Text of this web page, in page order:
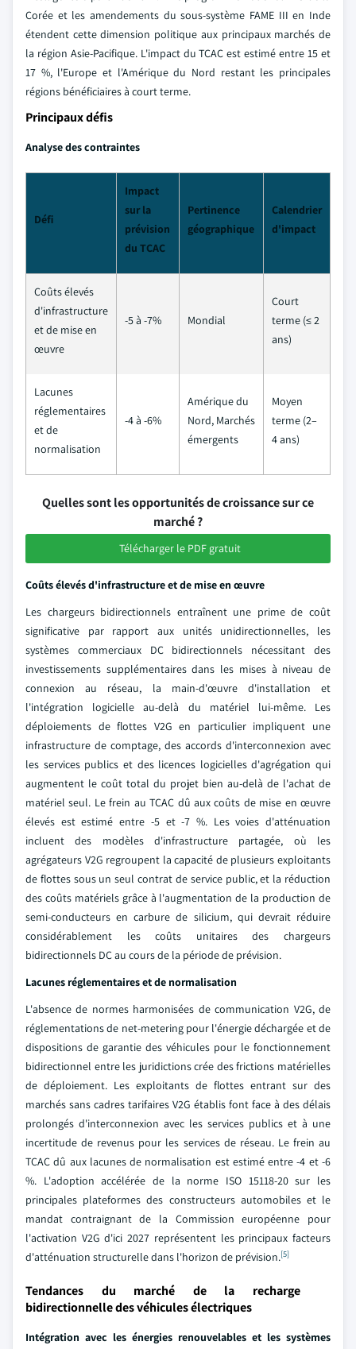
Corée et les amendements du sous-système FAME III en Inde
étendent cette dimension politique aux principaux marchés de
la région Asie-Pacifique. L'impact du TCAC est estimé entre 15 et
17 %, l'Europe et l'Amérique du Nord restant les principales
régions bénéficiaires à court terme.
Principaux défis
Analyse des contraintes
Défi
Impact
sur la
prévision
du TCAC
Pertinence
géographique
Calendrier
d'impact
Coûts élevés
d'infrastructure
et de mise en
œuvre
-5 à -7% Mondial
Court
terme (≤ 2
ans)
Lacunes
réglementaires
et de
normalisation
-4 à -6%
Amérique du
Nord, Marchés
émergents
Moyen
terme (2–
4 ans)
Quelles sont les opportunités de croissance sur ce
marché ?
Télécharger le PDF gratuit
Coûts élevés d'infrastructure et de mise en œuvre
Les chargeurs bidirectionnels entraînent une prime de coût
significative par rapport aux unités unidirectionnelles, les
systèmes commerciaux DC bidirectionnels nécessitant des
investissements supplémentaires dans les mises à niveau de
connexion au réseau, la main-d'œuvre d'installation et
l'intégration logicielle au-delà du matériel lui-même. Les
déploiements de flottes V2G en particulier impliquent une
infrastructure de comptage, des accords d'interconnexion avec
les services publics et des licences logicielles d'agrégation qui
augmentent le coût total du projet bien au-delà de l'achat de
matériel seul. Le frein au TCAC dû aux coûts de mise en œuvre
élevés est estimé entre -5 et -7 %. Les voies d'atténuation
incluent des modèles d'infrastructure partagée, où les
agrégateurs V2G regroupent la capacité de plusieurs exploitants
de flottes sous un seul contrat de service public, et la réduction
des coûts matériels grâce à l'augmentation de la production de
semi-conducteurs en carbure de silicium, qui devrait réduire
considérablement les coûts unitaires des chargeurs
bidirectionnels DC au cours de la période de prévision.
Lacunes réglementaires et de normalisation
L'absence de normes harmonisées de communication V2G, de
réglementations de net-metering pour l'énergie déchargée et de
dispositions de garantie des véhicules pour le fonctionnement
bidirectionnel entre les juridictions crée des frictions matérielles
de déploiement. Les exploitants de flottes entrant sur des
marchés sans cadres tarifaires V2G établis font face à des délais
prolongés d'interconnexion avec les services publics et à une
incertitude de revenus pour les services de réseau. Le frein au
TCAC dû aux lacunes de normalisation est estimé entre -4 et -6
%. L'adoption accélérée de la norme ISO 15118-20 sur les
principales plateformes des constructeurs automobiles et le
mandat contraignant de la Commission européenne pour
l'activation V2G d'ici 2027 représentent les principaux facteurs
d'atténuation structurelle dans l'horizon de prévision.[5]
Tendances du marché de la recharge
bidirectionnelle des véhicules électriques
Intégration avec les énergies renouvelables et les systèmes